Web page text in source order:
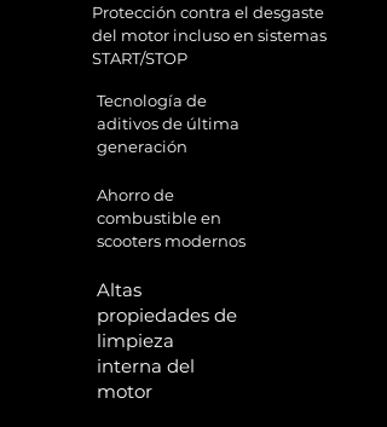
Scooters de 4 tiempos .
Protección contra el desgaste
del motor incluso en sistemas
START/STOP
Tecnología de
aditivos de última
generación
Ahorro de
combustible en
scooters modernos
Altas
propiedades de
limpieza
interna del
motor